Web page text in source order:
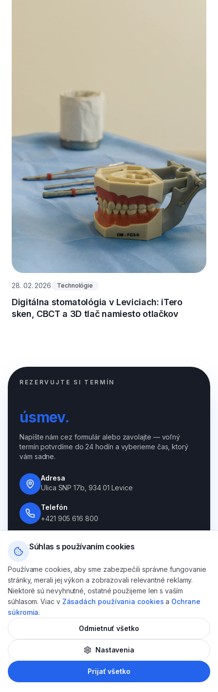
28. 02. 2026 Technológie
Digitálna stomatológia v Leviciach: iTero
sken, CBCT a 3D tlač namiesto otlačkov
REZERVUJTE SI TERMÍN
úsmev.
Napíšte nám cez formulár alebo zavolajte — voľný
termín potvrdíme do 24 hodín a vyberieme čas, ktorý
vám sadne.
Adresa
Ulica SNP 17b, 934 01 Levice
Telefón
+421 905 616 800
levicedental@gmail.com
WhatsApp / Viber
+421 905 616 800
Ordinačné hodiny
Pondelok — Piatok: 08:00 — 16:00
Sobota — Nedeľa: na objednávku
REZERVUJTE SI TERMÍN HNEĎ
Súhlas s používaním cookies
Používame cookies, aby sme zabezpečili správne fungovanie
stránky, merali jej výkon a zobrazovali relevantné reklamy.
Niektoré sú nevyhnutné, ostatné použijeme len s vaším
súhlasom. Viac v Zásadách používania cookies a Ochrane
súkromia.
Odmietnuť všetko
Nastavenia
Prijať všetko